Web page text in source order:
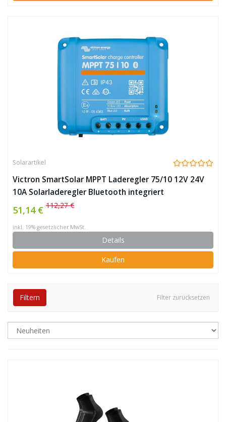
Solarartikel
Victron SmartSolar MPPT Laderegler 75/10 12V 24V
10A Solarladeregler Bluetooth integriert
51,14 € 112,27 €
inkl. 19% gesetzlicher MwSt.
Details
Kaufen
Filter zurücksetzen
Filtern